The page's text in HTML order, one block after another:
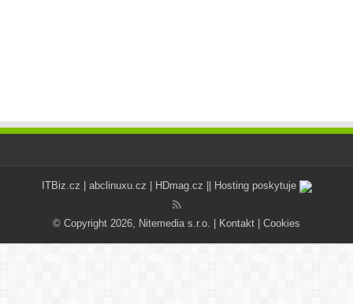
ITBiz.cz abclinuxu.cz HDmag.cz || Hosting poskytuje
© Copyright 2026, Nitemedia s.r.o. | Kontakt Cookies